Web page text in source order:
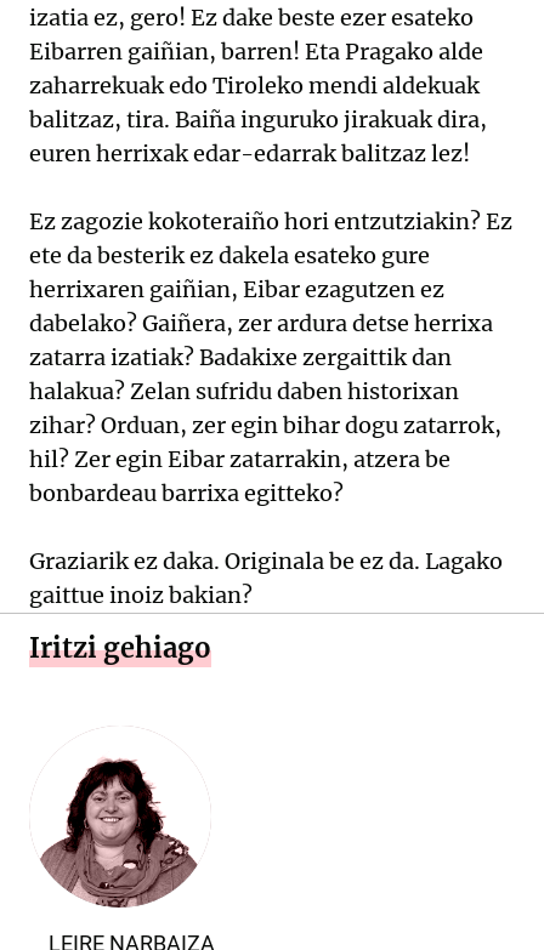
izatia ez, gero! Ez dake beste ezer esateko
Eibarren gaiñian, barren! Eta Pragako alde
zaharrekuak edo Tiroleko mendi aldekuak
balitzaz, tira. Baiña inguruko jirakuak dira,
euren herrixak edar-edarrak balitzaz lez!
Ez zagozie kokoteraiño hori entzutziakin? Ez
ete da besterik ez dakela esateko gure
herrixaren gaiñian, Eibar ezagutzen ez
dabelako? Gaiñera, zer ardura detse herrixa
zatarra izatiak? Badakixe zergaittik dan
halakua? Zelan sufridu daben historixan
zihar? Orduan, zer egin bihar dogu zatarrok,
hil? Zer egin Eibar zatarrakin, atzera be
bonbardeau barrixa egitteko?
Graziarik ez daka. Originala be ez da. Lagako
gaittue inoiz bakian?
Iritzi gehiago
LEIRE NARBAIZA